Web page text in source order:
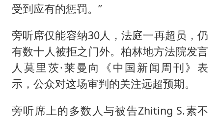
受到应有的惩罚。”
旁听席仅能容纳30人，法庭一再超员，仍
有数十人被拒之门外。柏林地方法院发言
人莫里茨·莱曼向《中国新闻周刊》表
示，公众对这场审判的关注远超预期。
旁听席上的多数人与被告Zhiting S.素不